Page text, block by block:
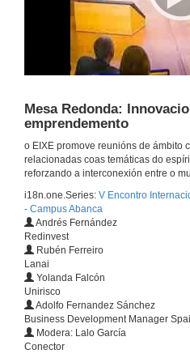
Mesa Redonda:
emprendemento
o EIXE promove reunións de ámbito
relacionadas coas temáticas do
reforzando a interconexión entre o
i18n.one.Series: V Encontro
- Campus Abanca
Andrés Fernández
Redinvest
Rubén Ferreiro
Lanai
Yolanda Falcón
Unirisco
Adolfo Fernandez Sánchez
Business Development Manager
Modera: Lalo García
Conector
Invicta
22 de mar.
Emozio
Plantica